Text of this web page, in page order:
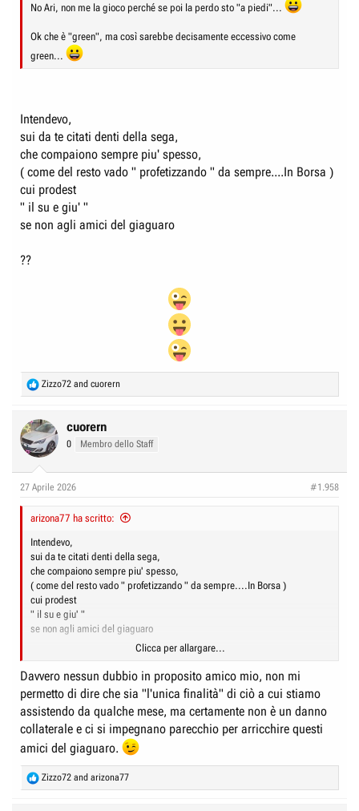
No Ari, non me la gioco perché se poi la perdo sto "a piedi"...
Ok che è "green", ma così sarebbe decisamente eccessivo come
green...
Intendevo,
sui da te citati denti della sega,
che compaiono sempre piu' spesso,
( come del resto vado " profetizzando " da sempre....In Borsa )
cui prodest
" il su e giu' "
se non agli amici del giaguaro
??
R
e
c
t
i
s
Zizzo72 and cuorern
cuorern
0 Membro dello Staff
27 Aprile 2026 #1.958
arizona77 ha scritto:
Intendevo,
sui da te citati denti della sega,
che compaiono sempre piu' spesso,
( come del resto vado " profetizzando " da sempre....In Borsa )
cui prodest
" il su e giu' "
se non agli amici del giaguaro
Clicca per allargare...
Davvero nessun dubbio in proposito amico mio, non mi
permetto di dire che sia "l'unica finalità" di ciò a cui stiamo
assistendo da qualche mese, ma certamente non è un danno
collaterale e ci si impegnano parecchio per arricchire questi
amici del giaguaro.
R
e
Zizzo72 and arizona77